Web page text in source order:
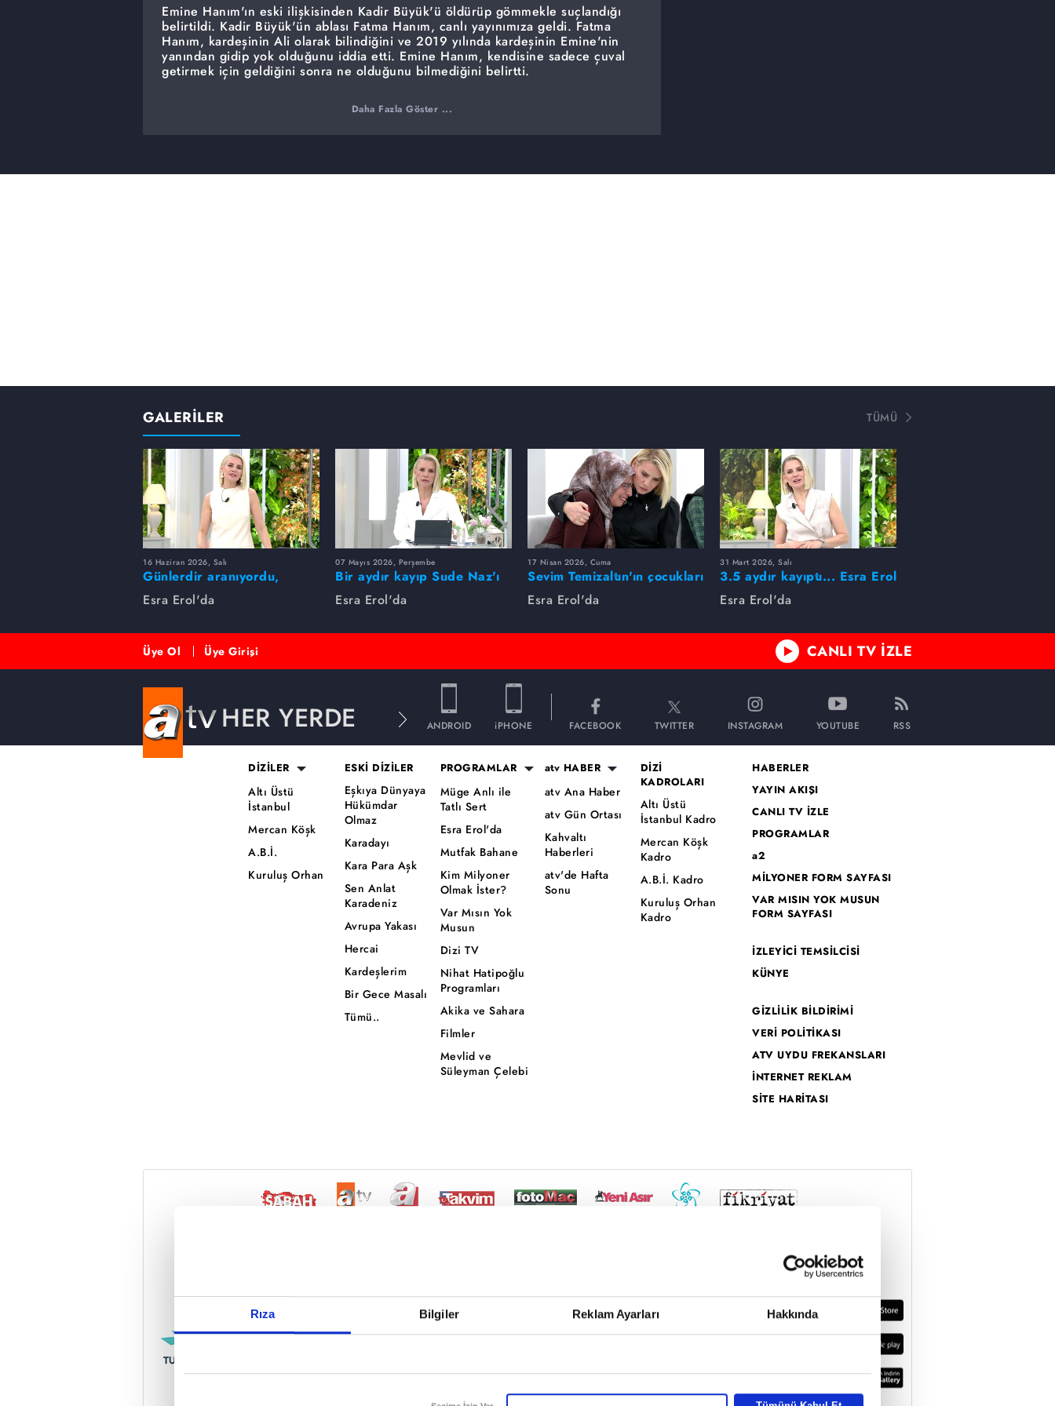
Rıza Bilgiler Reklam Ayarları Hakkında
Reddet
Emine Hanım'ın eski ilişkisinden Kadir Büyük'ü öldürüp gömmekle suçlandığı
belirtildi. Kadir Büyük'ün ablası Fatma Hanım, canlı yayınımıza geldi. Fatma
Hanım, kardeşinin Ali olarak bilindiğini ve 2019 yılında kardeşinin Emine'nin
yanından gidip yok olduğunu iddia etti. Emine Hanım, kendisine sadece çuval
getirmek için geldiğini sonra ne olduğunu bilmediğini belirtti.
Daha Fazla Göster ...
GALERİLER TÜMÜ
16 Haziran 2026, Salı
Günlerdir aranıyordu,
dakikalar içinde bulundu!
Esra Erol'da
07 Mayıs 2026, Perşembe
Bir aydır kayıp Sude Naz'ı
Esra Erol buldu
Esra Erol'da
17 Nisan 2026, Cuma
Sevim Temizaltın'ın çocukları
nerede?
Esra Erol'da
31 Mart 2026, Salı
3.5 aydır kayıptı... Esra Erol
buldu!
Esra Erol'da
Üye Ol Üye Girişi CANLI TV İZLE
HER YERDE ANDROID iPHONE FACEBOOK TWITTER INSTAGRAM YOUTUBE RSS
DİZİLER
Altı Üstü
İstanbul
Mercan Köşk
A.B.İ.
Kuruluş Orhan
ESKİ DİZİLER
Eşkıya Dünyaya
Hükümdar
Olmaz
Karadayı
Kara Para Aşk
Sen Anlat
Karadeniz
Avrupa Yakası
Hercai
Kardeşlerim
Bir Gece Masalı
Tümü..
PROGRAMLAR
Müge Anlı ile
Tatlı Sert
Esra Erol'da
Mutfak Bahane
Kim Milyoner
Olmak İster?
Var Mısın Yok
Musun
Dizi TV
Nihat Hatipoğlu
Programları
Akika ve Sahara
Filmler
Mevlid ve
Süleyman Çelebi
atv HABER
atv Ana Haber
atv Gün Ortası
Kahvaltı
Haberleri
atv'de Hafta
Sonu
DİZİ
KADROLARI
Altı Üstü
İstanbul Kadro
Mercan Köşk
Kadro
A.B.İ. Kadro
Kuruluş Orhan
Kadro
HABERLER
YAYIN AKIŞI
CANLI TV İZLE
PROGRAMLAR
a2
MİLYONER FORM SAYFASI
VAR MISIN YOK MUSUN
FORM SAYFASI
İZLEYİCİ TEMSİLCİSİ
KÜNYE
GİZLİLİK BİLDİRİMİ
VERİ POLİTİKASI
ATV UYDU FREKANSLARI
İNTERNET REKLAM
SİTE HARİTASI